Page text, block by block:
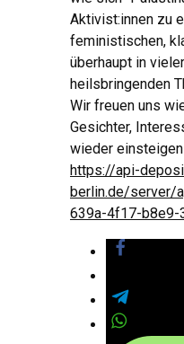
Aktivist:innen zu
feministischen,
überhaupt in
heilsbringenden
Wir freuen uns
Gesichter,
wieder
https://api-
berlin.de/server/
639a-4f17-